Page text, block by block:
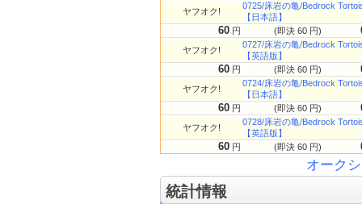
ヤフオク!
0725/床岩の亀/Bedrock
【日本語】
60 円 (即決 60 円)
ヤフオク!
0727/床岩の亀/Bedrock
【英語版】
60 円 (即決 60 円)
ヤフオク!
0724/床岩の亀/Bedrock
【日本語】
60 円 (即決 60 円)
ヤフオク!
0728/床岩の亀/Bedrock
【英語版】
60 円 (即決 60 円)
オーク
統計情報